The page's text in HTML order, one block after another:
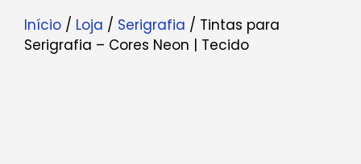
Início / Loja / Serigrafia / Tintas para
Serigrafia – Cores Neon | Tecido